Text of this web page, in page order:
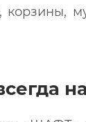
корзины,